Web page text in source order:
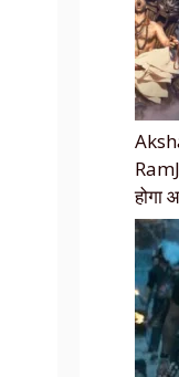
होगा